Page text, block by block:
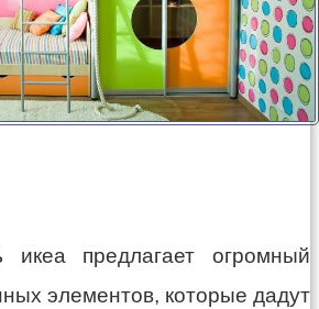
икеа предлагает огромный
элементов, которые дадут